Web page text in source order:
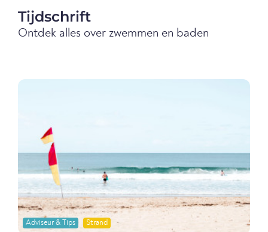
Tijdschrift
Ontdek alles over zwemmen en baden
Adviseur & Tips Strand